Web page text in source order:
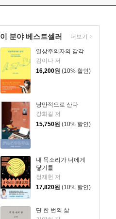
이 분야 베스트셀러
일상주의자의 감각
김이나 저
16,200원 (10% 할인)
낭만적으로 산다
강화길 저
15,750원 (10% 할인)
내 목소리가 너에게
닿기를
정재헌 저
17,820원 (10% 할인)
단 한 번의 삶
더보기